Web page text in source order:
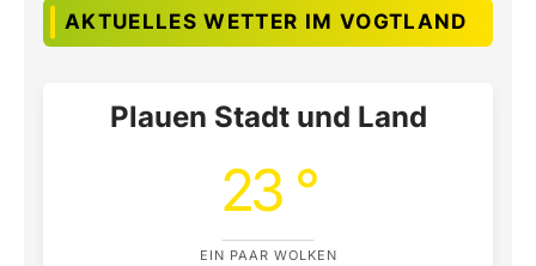
AKTUELLES WETTER IM VOGTLAND
Plauen Stadt und Land
23 °
EIN PAAR WOLKEN